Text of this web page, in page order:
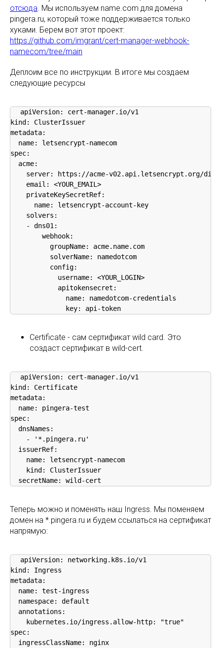
отсюда. Мы используем name.com для домена
pingera.ru, который тоже поддерживается только
хуками. Берем вот этот проект:
https://github.com/imgrant/cert-manager-webhook-
namecom/tree/main
Деплоим все по инструкции. В итоге мы создаем
следующие ресурсы
apiVersion: cert-manager.io/v1
kind: ClusterIssuer
metadata:
  name: letsencrypt-namecom
spec:
  acme:
server: https://acme-v02.api.letsencrypt.org/
    email: <YOUR_EMAIL>
    privateKeySecretRef:
      name: letsencrypt-account-key
    solvers:
    - dns01:
        webhook:
          groupName: acme.name.com
          solverName: namedotcom
          config:
            username: <YOUR_LOGIN>
            apitokensecret:
              name: namedotcom-credentials
              key: api-token
Certificate - сам сертификат wild card. Это
создаст сертификат в wild-cert.
apiVersion: cert-manager.io/v1
kind: Certificate
metadata:
  name: pingera-test
spec:
  dnsNames:
    - '*.pingera.ru'
  issuerRef:
    name: letsencrypt-namecom
    kind: ClusterIssuer
  secretName: wild-cert
Теперь можно и поменять наш Ingress. Мы поменяем
домен на *.pingera.ru и будем ссылаться на сертификат
напрямую:
apiVersion: networking.k8s.io/v1
kind: Ingress
metadata:
  name: test-ingress
  namespace: default
  annotations:
    kubernetes.io/ingress.allow-http: "true"
spec:
  ingressClassName: nginx